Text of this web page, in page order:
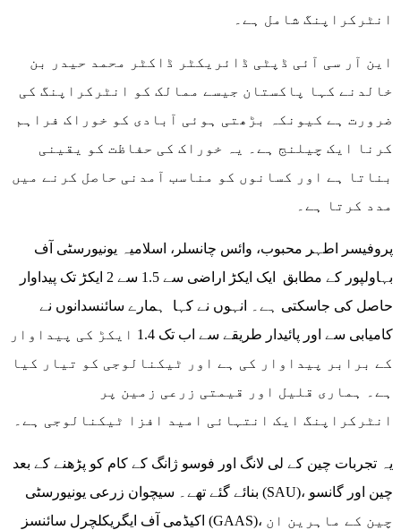
انٹرکراپنگ شامل ہے۔
خالدنے کہا پاکستان جیسے ممالک کو انٹرکراپنگ کی
ضرورت ہے کیونکہ بڑھتی ہوئی آبادی کو خوراک فراہم
کرنا ایک چیلنج ہے۔ یہ خوراک کی حفاظت کو یقینی
بناتا ہے اور کسانوں کو مناسب آمدنی حاصل کرنے میں
مدد کرتا ہے۔
پروفیسر اطہر محبوب، وائس چانسلر، اسلامیہ یونیورسٹی آف
بہاولپور کے مطابق ایک ایکڑ اراضی سے 1.5 سے 2 ایکڑ تک پیداوار
حاصل کی جاسکتی ہے۔ انہوں نے کہا ہمارے سائنسدانوں نے
کامیابی سے اور پائیدار طریقے سے اب تک 1.4 ایکڑ کی پیداوار
کے برابر پیداوار کی ہے اور ٹیکنالوجی کو تیار کیا
ہے۔ ہماری قلیل اور قیمتی زرعی زمین پر
انٹرکراپنگ ایک انتہائی امید افزا ٹیکنالوجی ہے۔
یہ تجربات چین کے لی لانگ اور فوسو ژانگ کے کام کو پڑھنے کے بعد
بنائے گئے تھے۔ سیچوان زرعی یونیورسٹی (SAU)، چین اور گانسو
اکیڈمی آف ایگریکلچرل سائنسز (GAAS)، چین کے ماہرین ان